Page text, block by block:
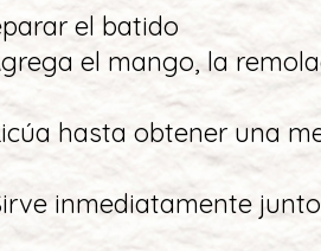
el batido
el mango, la
hasta obtener una
inmediatamente